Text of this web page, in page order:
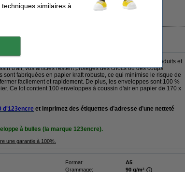
(100 pièces)
sont parfaites pour envoyer en toute sécurité des produits et
d'air, vos articles restent protégés des chocs ou des coups
fabriquées en papier kraft robuste, ce qui minimise le risque de
facilement et rapidement. De plus, les enveloppes sont 100 %
Ce lot contient 100 enveloppes à coussin d'air en papier de 170 x
d'123encre et imprimez des étiquettes d’adresse d’une netteté
à bulles (la marque 123encre).
une garantie à 100%.
Format:
A5
Grammage:
90 g/m²
similaires à